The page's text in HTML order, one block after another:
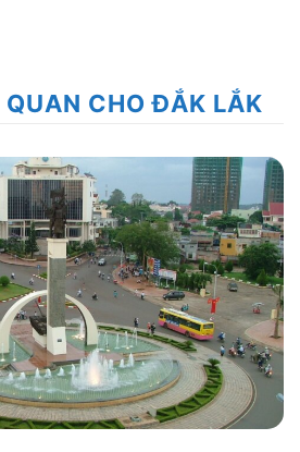
QUAN CHO ĐẮK LẮK